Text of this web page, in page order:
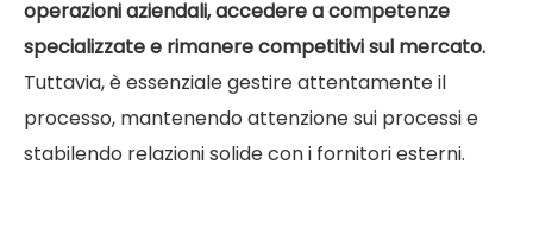
operazioni aziendali, accedere a competenze
specializzate e rimanere competitivi sul mercato.
Tuttavia, è essenziale gestire attentamente il
processo, mantenendo attenzione sui processi e
stabilendo relazioni solide con i fornitori esterni.